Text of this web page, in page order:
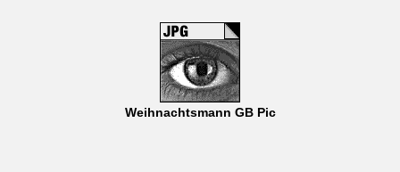
Weihnachtsmann GB Pic